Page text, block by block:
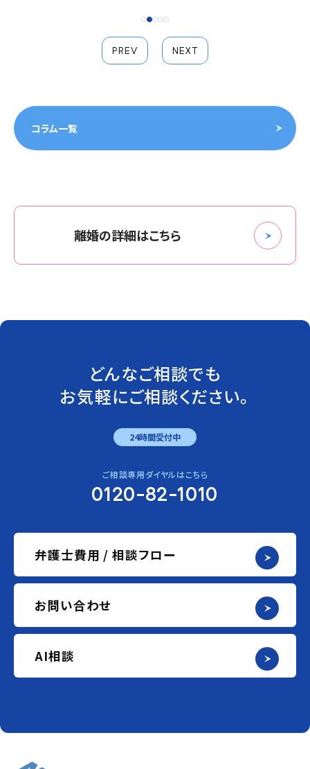
PREV NEXT
コラム一覧
離婚の詳細はこちら
どんなご相談でも
お気軽にご相談ください。
24時間受付中
ご相談専用ダイヤルはこちら
0120-82-1010
弁護士費用 / 相談フロー
お問い合わせ
AI相談